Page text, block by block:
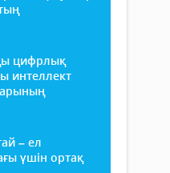
цифрлық
интеллект
– ел
үшін ортақ